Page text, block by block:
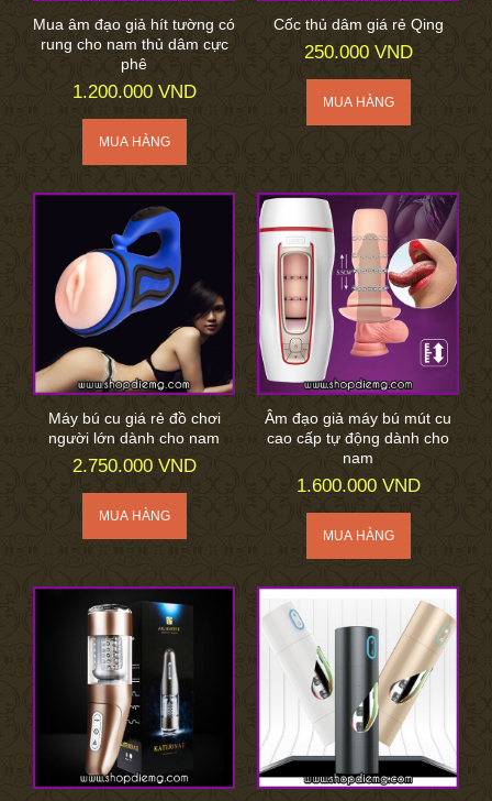
Mua âm đạo giả hít tường có
rung cho nam thủ dâm cực
phê
1.200.000 VND
Cốc thủ dâm giá rẻ Qing
250.000 VND
Máy bú cu giá rẻ đồ chơi
người lớn dành cho nam
2.750.000 VND
Âm đạo giả máy bú mút cu
cao cấp tự động dành cho
nam
1.600.000 VND